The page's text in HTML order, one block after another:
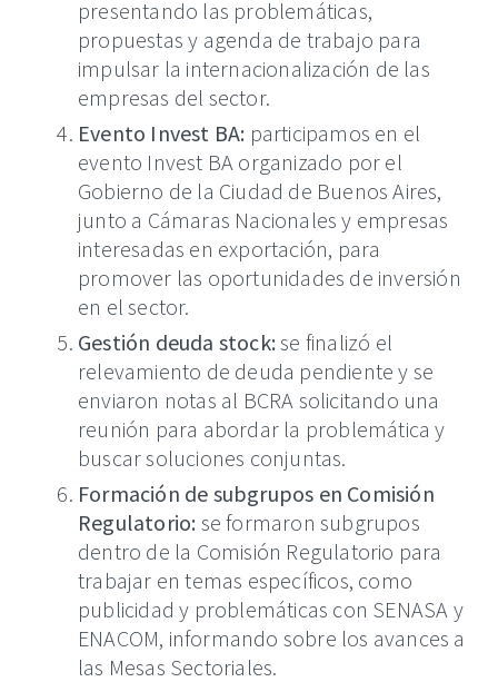
presentando las problemáticas,
propuestas y agenda de trabajo para
impulsar la internacionalización de las
empresas del sector.
Evento Invest BA: participamos en el
evento Invest BA organizado por el
Gobierno de la Ciudad de Buenos Aires,
junto a Cámaras Nacionales y empresas
interesadas en exportación, para
promover las oportunidades de inversión
en el sector.
Gestión deuda stock: se finalizó el
relevamiento de deuda pendiente y se
enviaron notas al BCRA solicitando una
reunión para abordar la problemática y
buscar soluciones conjuntas.
Formación de subgrupos en Comisión
Regulatorio: se formaron subgrupos
dentro de la Comisión Regulatorio para
trabajar en temas específicos, como
publicidad y problemáticas con SENASA y
ENACOM, informando sobre los avances a
las Mesas Sectoriales.